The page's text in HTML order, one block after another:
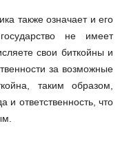
также означает и его
не имеет
свои биткойны и
за возможные
таким образом,
ответственность, что